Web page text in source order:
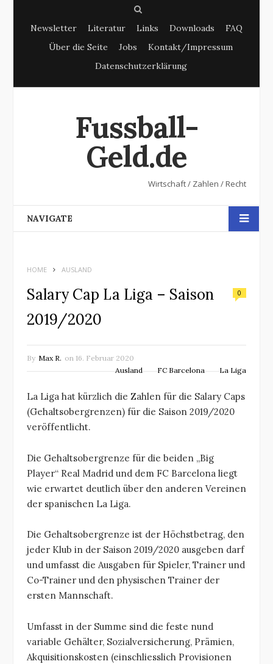
e
r
Newsletter Literatur Links Downloads
FAQ
Über die Seite
Jobs
Kontakt/Impressum
Datenschutzerklärung
Fussball-
Geld.de
Wirtschaft / Zahlen / Recht
NAVIGATE
HOME AUSLAND
Salary Cap La Liga – Saison
2019/2020
0
By Max R. on 16. Februar 2020
Ausland
FC Barcelona La Liga
La Liga hat kürzlich die Zahlen für die Salary Caps
(Gehaltsobergrenzen) für die Saison 2019/2020
veröffentlicht.
Die Gehaltsobergrenze für die beiden „Big
Player“ Real Madrid und dem FC Barcelona liegt
wie erwartet deutlich über den anderen Vereinen
der spanischen La Liga.
Die Gehaltsobergrenze ist der Höchstbetrag, den
jeder Klub in der Saison 2019/2020 ausgeben darf
und umfasst die Ausgaben für Spieler, Trainer und
Co-Trainer und den physischen Trainer der
ersten Mannschaft.
Umfasst in der Summe sind die feste nund
variable Gehälter, Sozialversicherung, Prämien,
Akquisitionskosten (einschliesslich Provisionen